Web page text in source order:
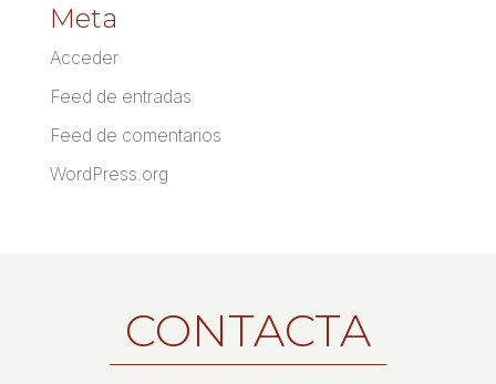
Meta
Acceder
Feed de entradas
Feed de comentarios
WordPress.org
CONTACTA